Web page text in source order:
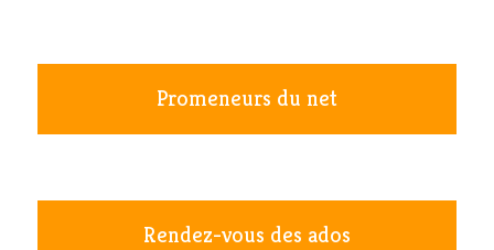
Promeneurs du net
Rendez-vous des ados